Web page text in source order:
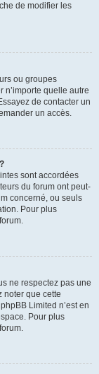
de modifier les
ou groupes
n’importe quelle autre
de contacter un
un accès.
sont accordées
du forum ont peut-
concerné, ou seuls
Pour plus
ne respectez pas une
noter que cette
Limited n’est en
Pour plus